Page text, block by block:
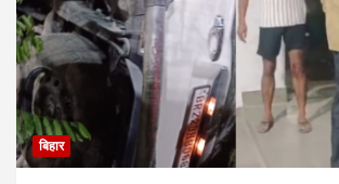
बिहार